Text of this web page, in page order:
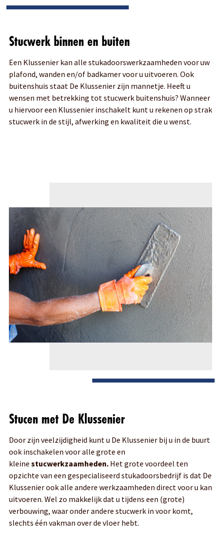
Stucwerk binnen en buiten
Een Klussenier kan alle stukadoorswerkzaamheden voor uw
plafond, wanden en/of badkamer voor u uitvoeren. Ook
buitenshuis staat De Klussenier zijn mannetje. Heeft u
wensen met betrekking tot stucwerk buitenshuis? Wanneer
u hiervoor een Klussenier inschakelt kunt u rekenen op strak
stucwerk in de stijl, afwerking en kwaliteit die u wenst.
Stucen met De Klussenier
Door zijn veelzijdigheid kunt u De Klussenier bij u in de buurt
ook inschakelen voor alle grote en
kleine stucwerkzaamheden.Het grote voordeel ten
opzichte van een gespecialiseerd stukadoorsbedrijf is dat De
Klussenier ook alle andere werkzaamheden direct voor u kan
uitvoeren. Wel zo makkelijk dat u tijdens een (grote)
verbouwing, waar onder andere stucwerk in voor komt,
slechts één vakman over de vloer hebt.